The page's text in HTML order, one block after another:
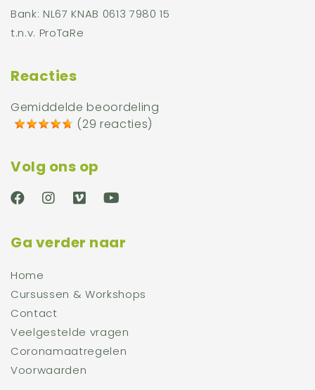
Bank: NL67 KNAB 0613 7980 15
t.n.v. ProTaRe
Reacties
Gemiddelde beoordeling
(29 reacties)
Volg ons op
Ga verder naar
Home
Cursussen & Workshops
Contact
Veelgestelde vragen
Coronamaatregelen
Voorwaarden